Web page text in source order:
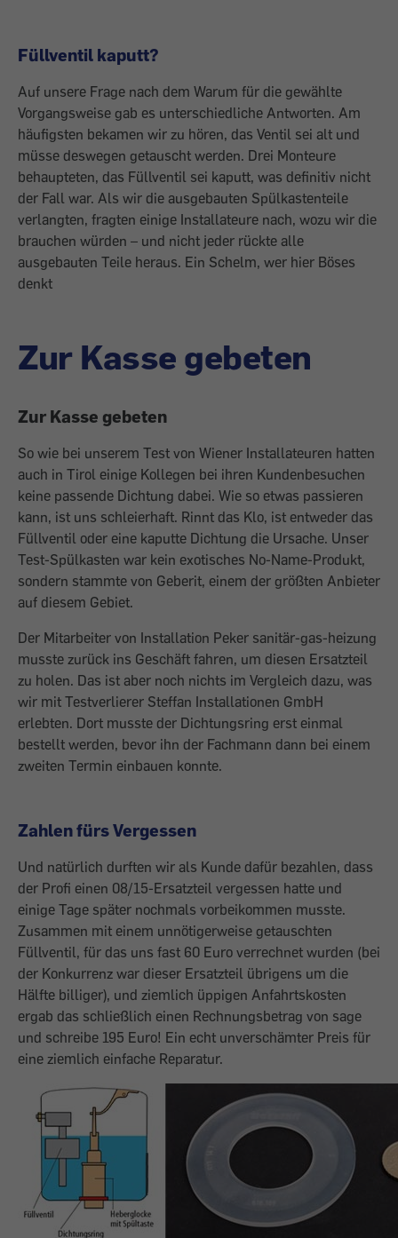
Füllventil kaputt?
Auf unsere Frage nach dem Warum für die gewählte
Vorgangsweise gab es unterschiedliche Antworten. Am
häufigsten be­kamen wir zu hören, das Ventil sei alt und
müsse deswegen getauscht werden. Drei Monteure
behaupteten, das Füllventil sei kaputt, was definitiv nicht
der Fall war. Als wir die ausgebauten Spülkastenteile
verlangten, fragten einige Installateure nach, wozu wir die
brauchen würden – und nicht jeder rückte alle
ausgebauten Teile heraus. Ein Schelm, wer hier Böses
denkt
Zur Kasse gebeten
Zur Kasse gebeten
So wie bei unserem Test von Wiener Installateuren hatten
auch in Tirol einige Kollegen bei ihren Kundenbesuchen
keine passende Dichtung dabei. Wie so etwas passieren
kann, ist uns schleierhaft. Rinnt das Klo, ist entweder das
Füllventil oder eine kaputte Dichtung die Ursache. Unser
Test-Spülkasten war kein exotisches No-Name-Produkt,
sondern stammte von Geberit, einem der größten Anbieter
auf diesem Gebiet.
Der Mitarbeiter von Installation Peker sanitär-gas-heizung
musste zurück ins Geschäft fahren, um diesen Ersatzteil
zu holen. Das ist aber noch nichts im Vergleich dazu, was
wir mit Testverlierer Steffan Installationen GmbH
erlebten. Dort musste der Dichtungsring erst einmal
bestellt werden, bevor ihn der Fachmann dann bei einem
zweiten Termin einbauen konnte.
Zahlen fürs Vergessen
Und natürlich durften wir als Kunde dafür bezahlen, dass
der Profi einen 08/15-Ersatzteil vergessen hatte und
einige Tage später nochmals vorbeikommen musste.
Zusammen mit einem unnötigerweise getauschten
Füllventil, für das uns fast 60 Euro verrechnet wurden (bei
der Konkurrenz war dieser Ersatzteil übrigens um die
Hälfte billiger), und ziemlich üppigen Anfahrtskosten
ergab das schließlich einen Rechnungsbetrag von sage
und schreibe 195 Euro! Ein echt unverschämter Preis für
eine ziemlich einfache Reparatur.